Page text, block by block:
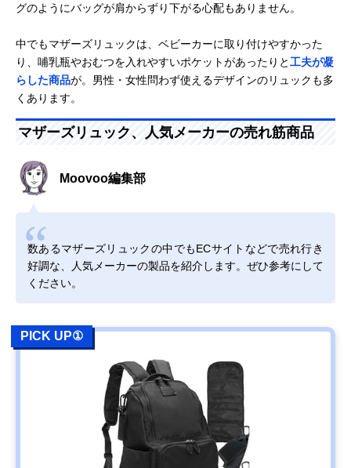
グのようにバッグが肩からずり下がる心配もありません。
中でもマザーズリュックは、ベビーカーに取り付けやすかった
り、哺乳瓶やおむつを入れやすいポケットがあったりと工夫が凝
らした商品が。男性・女性問わず使えるデザインのリュックも多
くあります。
マザーズリュック、人気メーカーの売れ筋商品
Moovoo編集部
数あるマザーズリュックの中でもECサイトなどで売れ行き
好調な、人気メーカーの製品を紹介します。ぜひ参考にして
ください。
PICK UP①